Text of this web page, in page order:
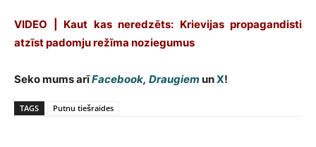
VIDEO | Kaut kas neredzēts: Krievijas propagandisti
atzīst padomju režīma noziegumus
Seko mums arīFacebook, Draugiem unX!
TAGS Putnu tiešraides